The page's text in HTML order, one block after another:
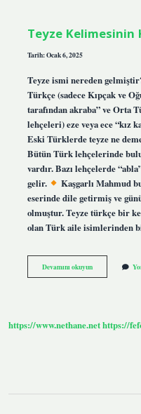
Teyze Kelimesinin
Tarih: Ocak 6, 2025
Teyze ismi nereden
Türkçe (sadece Kıpçak ve
tarafından akraba” ve Orta
lehçeleri) eze veya ece
Eski Türklerde teyze ne
Bütün Türk lehçelerinde
vardır. Bazı lehçelerde
gelir.
Kaşgarlı Mahmud
eserinde dile getirmiş ve
olmuştur. Teyze türkçe bir
olan Türk aile isimlerinden
Devamını okuyunTeyze
Kelimesinin
https://www.nethane.nethttps://